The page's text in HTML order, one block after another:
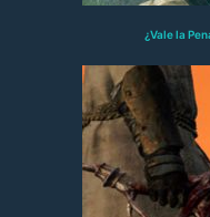
¿Vale la